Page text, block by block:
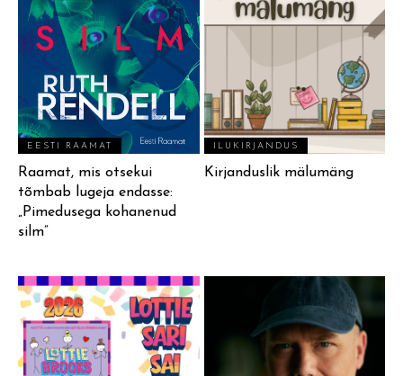
EESTI RAAMAT
Raamat, mis otsekui
tõmbab lugeja endasse:
„Pimedusega kohanenud
silm”
ILUKIRJANDUS
Kirjanduslik mälumäng